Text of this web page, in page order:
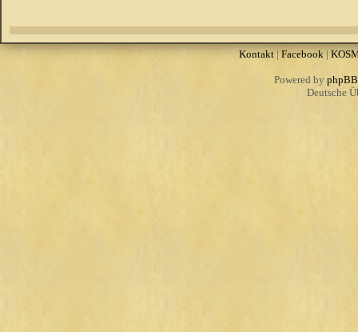
Kontakt|Facebook|
Powered by phpBB
Deutsche